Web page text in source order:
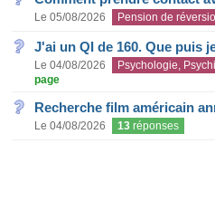
Le 05/08/2026 Pension de
J'ai un QI de 160. Que puis
Le 04/08/2026 Psychologie,
page
Recherche film américain
Le 04/08/2026 13 réponses